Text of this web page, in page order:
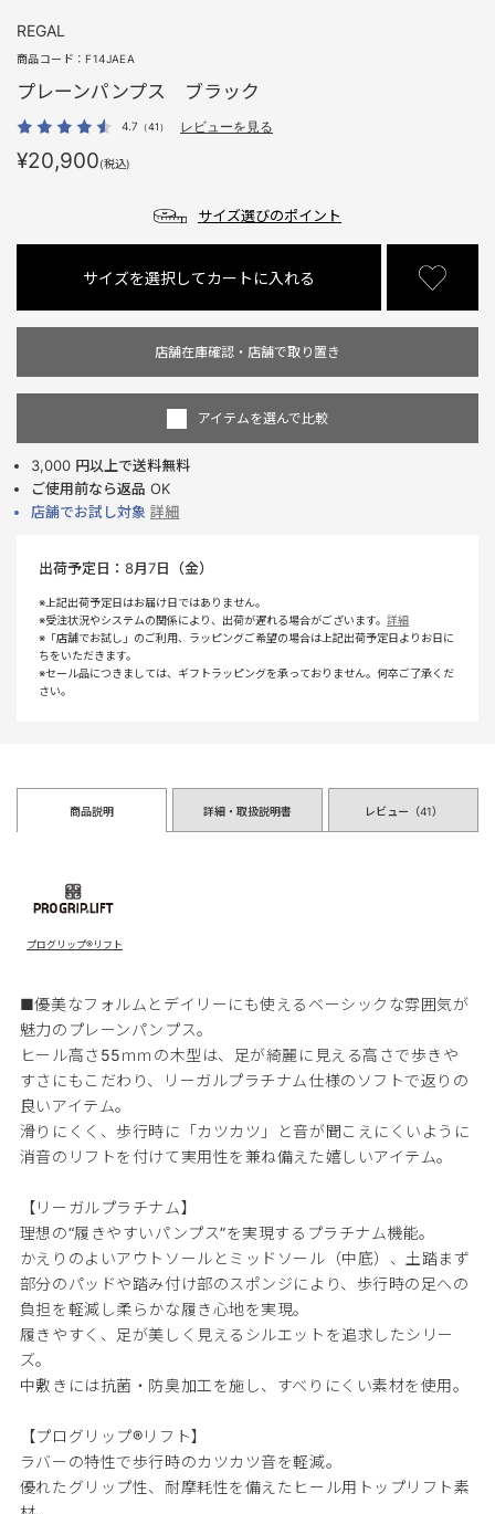
REGAL
商品コード： F14JAEA
プレーンパンプス ブラック
4.7 （41） レビューを見る
¥20,900(税込)
サイズ選びのポイント
サイズを選択してカートに入れる
店舗在庫確認・店舗で取り置き
アイテムを選んで比較
3,000 円以上で送料無料
ご使用前なら返品 OK
店舗でお試し対象 詳細
出荷予定日： 8月7日（金）
※上記出荷予定日はお届け日ではありません。
※受注状況やシステムの関係により、出荷が遅れる場合がございます。 詳細
※「店舗でお試し」のご利用、ラッピングご希望の場合は上記出荷予定日よりお日に
ちをいただきます。
※セール品につきましては、ギフトラッピングを承っておりません。何卒ご了承くだ
さい。
商品説明 詳細・取扱説明書 レビュー（41）
プログリップ®リフト
■優美なフォルムとデイリーにも使えるベーシックな雰囲気が
魅力のプレーンパンプス。
ヒール高さ55ｍｍの木型は、足が綺麗に見える高さで歩きや
すさにもこだわり、リーガルプラチナム仕様のソフトで返りの
良いアイテム。
滑りにくく、歩行時に「カツカツ」と音が聞こえにくいように
消音のリフトを付けて実用性を兼ね備えた嬉しいアイテム。
【リーガルプラチナム】
理想の“履きやすいパンプス”を実現するプラチナム機能。
かえりのよいアウトソールとミッドソール（中底）、土踏まず
部分のパッドや踏み付け部のスポンジにより、歩行時の足への
負担を軽減し柔らかな履き心地を実現。
履きやすく、足が美しく見えるシルエットを追求したシリー
ズ。
中敷きには抗菌・防臭加工を施し、すべりにくい素材を使用。
【プログリップ®リフト】
ラバーの特性で歩行時のカツカツ音を軽減。
優れたグリップ性、耐摩耗性を備えたヒール用トップリフト素